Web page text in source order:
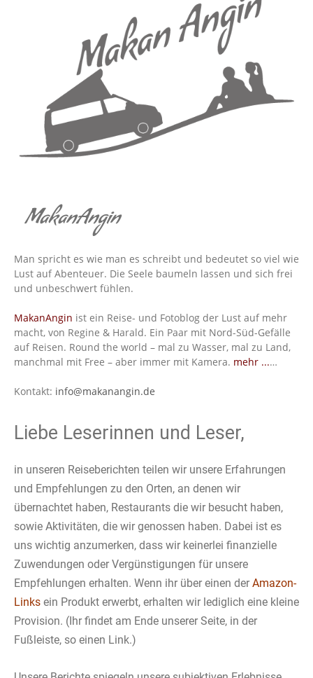
MakanAngin
Man spricht es wie man es schreibt und bedeutet so viel wie
Lust auf Abenteuer. Die Seele baumeln lassen und sich frei
und unbeschwert fühlen.
MakanAngin ist ein Reise- und Fotoblog der Lust auf mehr
macht, von Regine & Harald. Ein Paar mit Nord-Süd-Gefälle
auf Reisen. Round the world – mal zu Wasser, mal zu Land,
manchmal mit Free – aber immer mit Kamera. mehr ...…
Kontakt: info@makanangin.de
Liebe Leserinnen und Leser,
in unseren Reiseberichten teilen wir unsere Erfahrungen
und Empfehlungen zu den Orten, an denen wir
übernachtet haben, Restaurants die wir besucht haben,
sowie Aktivitäten, die wir genossen haben. Dabei ist es
uns wichtig anzumerken, dass wir keinerlei finanzielle
Zuwendungen oder Vergünstigungen für unsere
Empfehlungen erhalten. Wenn ihr über einen der Amazon-
Links ein Produkt erwerbt, erhalten wir lediglich eine kleine
Provision. (Ihr findet am Ende unserer Seite, in der
Fußleiste, so einen Link.)